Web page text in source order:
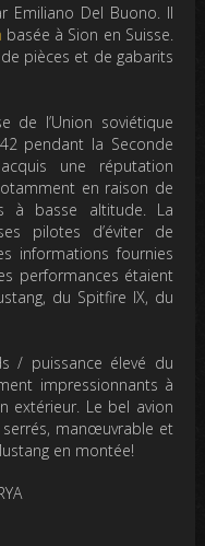
Emiliano Del Buono. Il
basée à Sion en Suisse.
pièces et de gabarits
de l’Union soviétique
pendant la Seconde
une réputation
en raison de
à basse altitude. La
pilotes d’éviter de
informations fournies
performances étaient
du Spitfire IX, du
/ puissance élevé du
impressionnants à
extérieur. Le bel avion
serrés, manœuvrable et
en montée!